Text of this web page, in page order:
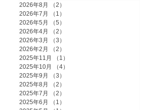
2026年8月 （2）
2026年7月
（1）
2026年5月
（5）
2026年4月
（2）
2026年3月
（3）
2026年2月
（2）
2025年11月
（1）
2025年10月
（4）
2025年9月
（3）
2025年8月
（2）
2025年7月
（2）
2025年6月
（1）